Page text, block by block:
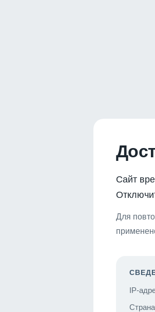
Сайт
Для
IP-
Страна